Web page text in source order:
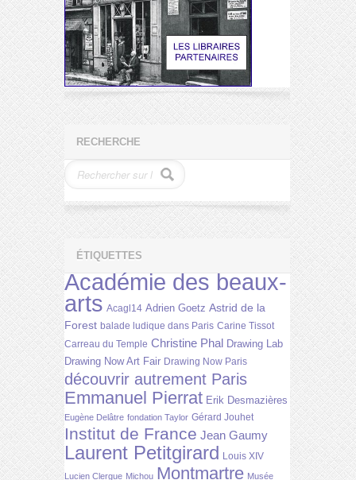
RECHERCHE
ÉTIQUETTES
Académie des beaux-
arts Acagl14 Adrien Goetz Astrid de la
Forest balade ludique dans Paris Carine Tissot
Carreau du Temple Christine Phal Drawing Lab
Drawing Now Art Fair Drawing Now Paris
découvrir autrement Paris
Emmanuel Pierrat Erik Desmazières
Eugène Delâtre fondation Taylor Gérard Jouhet
Institut de France Jean Gaumy
Laurent Petitgirard Louis XIV
Lucien Clergue Michou Montmartre Musée